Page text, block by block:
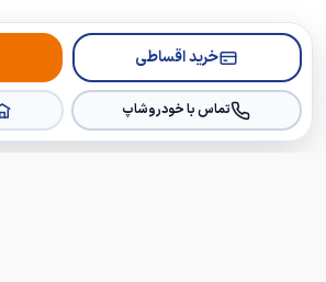
خرید اقساطی
تماس با خودروشاپ
Copyright © 2005-2026Khodroshop.ir